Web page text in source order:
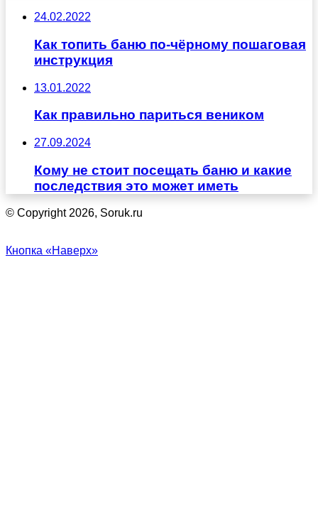
24.02.2022
Как топить баню по-чёрному пошаговая
инструкция
13.01.2022
Как правильно париться веником
27.09.2024
Кому не стоит посещать баню и какие
последствия это может иметь
© Copyright 2026, Soruk.ru
Кнопка «Наверх»